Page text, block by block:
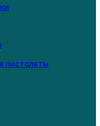
пистолеты